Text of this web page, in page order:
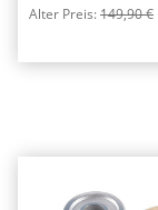
Alter Preis:149,90 €